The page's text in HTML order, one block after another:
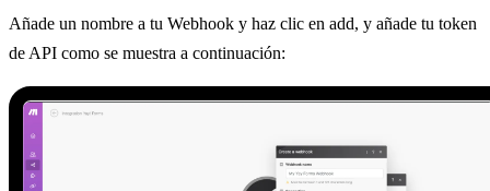
Añade un nombre a tu Webhook y haz clic en add, y añade tu token
de API como se muestra a continuación: